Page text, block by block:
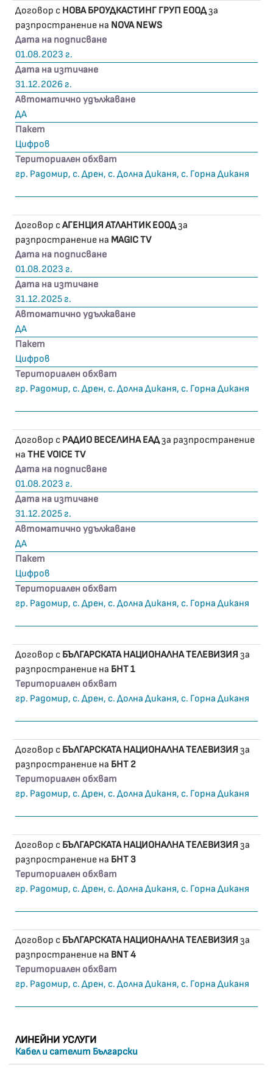
ЛИНЕЙНИ УСЛУГИ
Кабел и сателит Български
Договор с НОВА БРОУДКАСТИНГ ГРУП ЕООДза
разпространение на NOVA NEWS
Дата на подписване
01.08.2023 г.
Дата на изтичане
31.12.2026 г.
Автоматично удължаване
ДА
Пакет
Цифров
Териториален обхват
гр. Радомир, с. Дрен, с. Долна Диканя, с. Горна Диканя
Договор сАГЕНЦИЯ АТЛАНТИК ЕООДза
разпространение на MAGIC TV
Дата на подписване
01.08.2023 г.
Дата на изтичане
31.12.2025 г.
Автоматично удължаване
ДА
Пакет
Цифров
Териториален обхват
гр. Радомир, с. Дрен, с. Долна Диканя, с. Горна Диканя
Договор с РАДИО ВЕСЕЛИНА ЕАДза разпространение
на THE VOICE TV
Дата на подписване
01.08.2023 г.
Дата на изтичане
31.12.2025 г.
Автоматично удължаване
ДА
Пакет
Цифров
Териториален обхват
гр. Радомир, с. Дрен, с. Долна Диканя, с. Горна Диканя
Договор с БЪЛГАРСКАТА НАЦИОНАЛНА ТЕЛЕВИЗИЯ за
разпространение на БНТ 1
Териториален обхват
гр. Радомир, с. Дрен, с. Долна Диканя, с. Горна Диканя
Договор с БЪЛГАРСКАТА НАЦИОНАЛНА ТЕЛЕВИЗИЯ за
разпространение на БНТ 2
Териториален обхват
гр. Радомир, с. Дрен, с. Долна Диканя, с. Горна Диканя
Договор с БЪЛГАРСКАТА НАЦИОНАЛНА ТЕЛЕВИЗИЯ за
разпространение на БНТ 3
Териториален обхват
гр. Радомир, с. Дрен, с. Долна Диканя, с. Горна Диканя
Договор с БЪЛГАРСКАТА НАЦИОНАЛНА ТЕЛЕВИЗИЯ за
разпространение на BNT 4
Териториален обхват
гр. Радомир, с. Дрен, с. Долна Диканя, с. Горна Диканя